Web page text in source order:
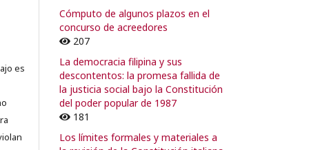
es
Cómputo de algunos plazos en el
concurso de acreedores
207
La democracia filipina y sus
descontentos: la promesa fallida de
la justicia social bajo la Constitución
del poder popular de 1987
181
Los límites formales y materiales a